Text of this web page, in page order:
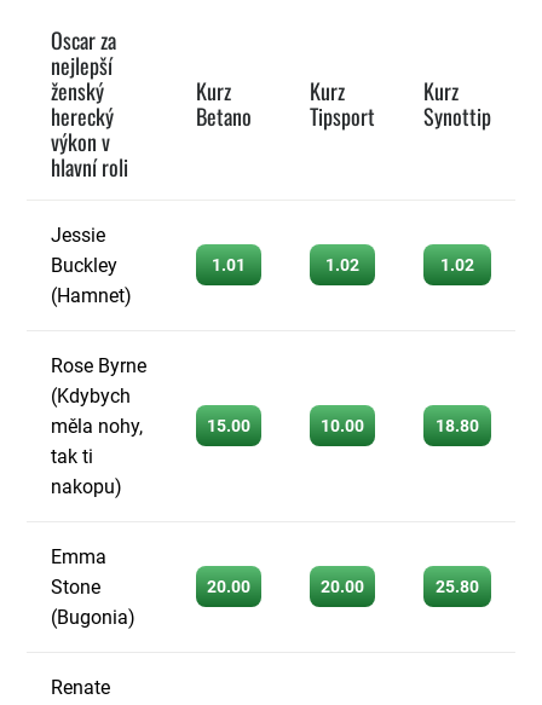
Oscar za
nejlepší
ženský
herecký
výkon v
hlavní roli
Kurz
Betano
Kurz
Tipsport
Kurz
Synottip
Jessie
Buckley
(Hamnet)
1.01 1.02 1.02
Rose Byrne
(Kdybych
měla nohy,
tak ti
nakopu)
15.00 10.00 18.80
Emma
Stone
(Bugonia)
20.00 20.00 25.80
Renate